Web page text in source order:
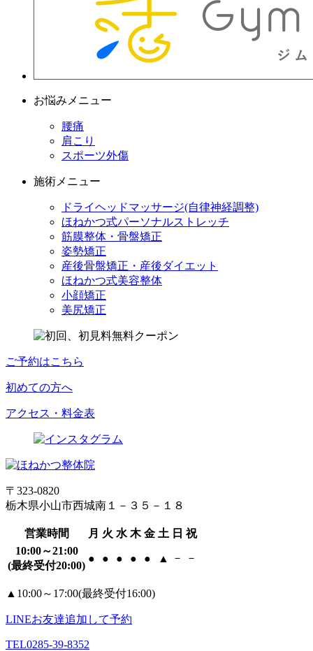
お悩みメニュー
腰痛
肩こり
スポーツ外傷
施術メニュー
ドライヘッドマッサージ(自律神経調整)
ほねかつ式パーソナルストレッチ
筋膜整体・骨盤矯正
姿勢矯正
産後骨盤矯正・産後ダイエット
ほねかつ式美容整体
小顔矯正
美尻矯正
ご予約はこちら
初めての方へ
アクセス・料金表
〒323-0820
栃木県小山市西城南１－３５－１８
営業時間 月 火 水 木 金 土 日 祝
10:00～21:00
(最終受付20:00)
● ● ● ● ● ▲ － －
▲ 10:00～17:00(最終受付16:00)
LINEお友達追加して予約
TEL0285-39-8352